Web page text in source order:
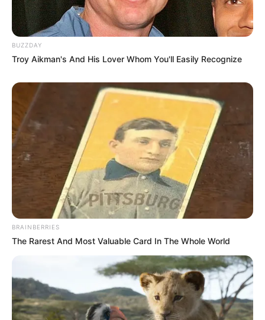
-ad5
"Eu quero entender no ano de eleição qual senador da República
vai colocar o seu DNA para impedir a votação da PEC 14."
A sinalização mais concreta dos últimos meses
Na véspera da mobilização, uma novidade chegou com cautela. O
líder da FENASCE,
Robson Teixeira de Gois, informou que, após
contato direto com achefe de gabinete do senador Irajá Abreu
(PSD-TO), o relatório da PEC 14 poderá ser apresentado e votado
na Comissão de Constituição e Justiça (CCJ) do Senado Federal
A confirmação oficial aindadepende da assessora jurídica do
FNARAS, Dra. Elane Alves, e da presidente da entidade,ACS
Valda
A categoria recebe a notícia com esperança — e com memória.
BUZZDAY
Troy Aikman's And His Lover Whom You'll Easily Recognize
BRAINBERRIES
The Rarest And Most Valuable Card In The Whole World